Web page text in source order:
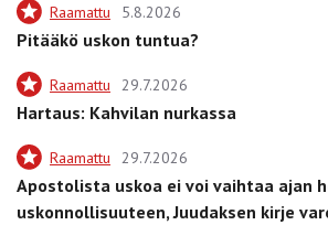
Raamattu 5.8.2026
Pitääkö uskon tuntua?
Raamattu 29.7.2026
Hartaus: Kahvilan nurkassa
Raamattu 29.7.2026
Apostolista uskoa ei voi vaihtaa ajan
uskonnollisuuteen, Juudaksen kirje